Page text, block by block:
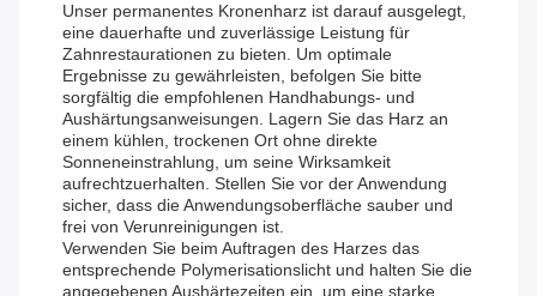
Unser permanentes Kronenharz ist darauf ausgelegt,
eine dauerhafte und zuverlässige Leistung für
Zahnrestaurationen zu bieten. Um optimale
Ergebnisse zu gewährleisten, befolgen Sie bitte
sorgfältig die empfohlenen Handhabungs- und
Aushärtungsanweisungen. Lagern Sie das Harz an
einem kühlen, trockenen Ort ohne direkte
Sonneneinstrahlung, um seine Wirksamkeit
aufrechtzuerhalten. Stellen Sie vor der Anwendung
sicher, dass die Anwendungsoberfläche sauber und
frei von Verunreinigungen ist.
Verwenden Sie beim Auftragen des Harzes das
entsprechende Polymerisationslicht und halten Sie die
angegebenen Aushärtezeiten ein, um eine starke,